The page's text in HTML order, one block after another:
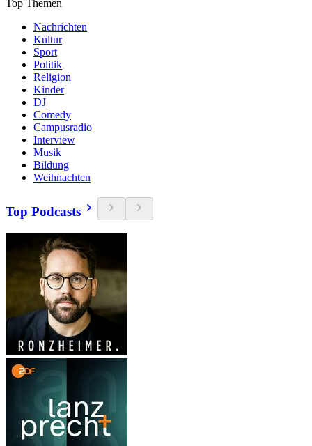
Top Themen
Nachrichten
Kultur
Sport
Politik
Religion
Kinder
DJ
Comedy
Campusradio
Interview
Musik
Bildung
Weihnachten
Top Podcasts